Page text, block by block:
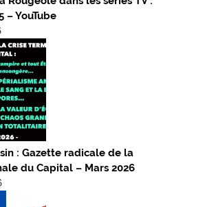
– YouTube
: Gazette radicale de la
du Capital – Mars 2026